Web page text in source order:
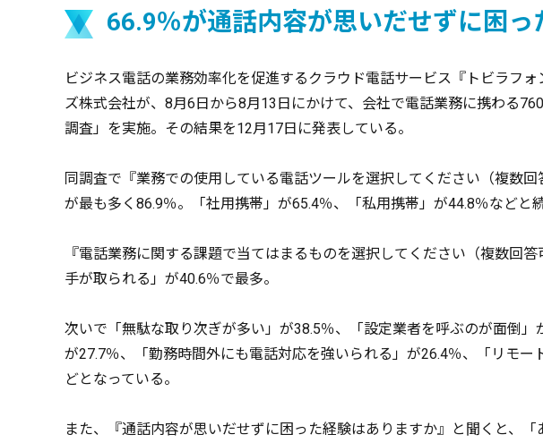
66.9％が通話内容が思いだせずに困っ
ビジネス電話の業務効率化を促進するクラウド電話サービス『トビラフ
ズ株式会社が、8月6日から8月13日にかけて、会社で電話業務に携わる
調査」を実施。その結果を12月17日に発表している。
同調査で『業務での使用している電話ツールを選択してください（複数回
が最も多く86.9％。「社用携帯」が65.4％、「私用携帯」が44.8％などと続
『電話業務に関する課題で当てはまるものを選択してください（複数回
手が取られる」が40.6％で最多。
次いで「無駄な取り次ぎが多い」が38.5％、「設定業者を呼ぶのが面倒」
が27.7％、「勤務時間外にも電話対応を強いられる」が26.4％、「リモー
どとなっている。
また、『通話内容が思いだせずに困った経験はありますか』と聞くと、